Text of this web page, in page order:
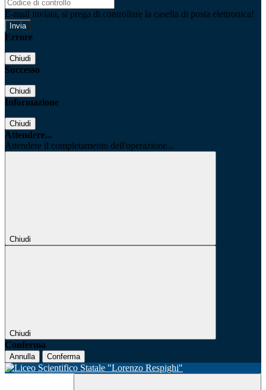
E-mail inviata, si prega di controllare la casella di posta elettronica!
Errore
Chiudi
Successo
Chiudi
Informazione
Chiudi
Attendere...
Attendere il completamento dell'operazione...
Chiudi
Chiudi
Conferma
Annulla Conferma